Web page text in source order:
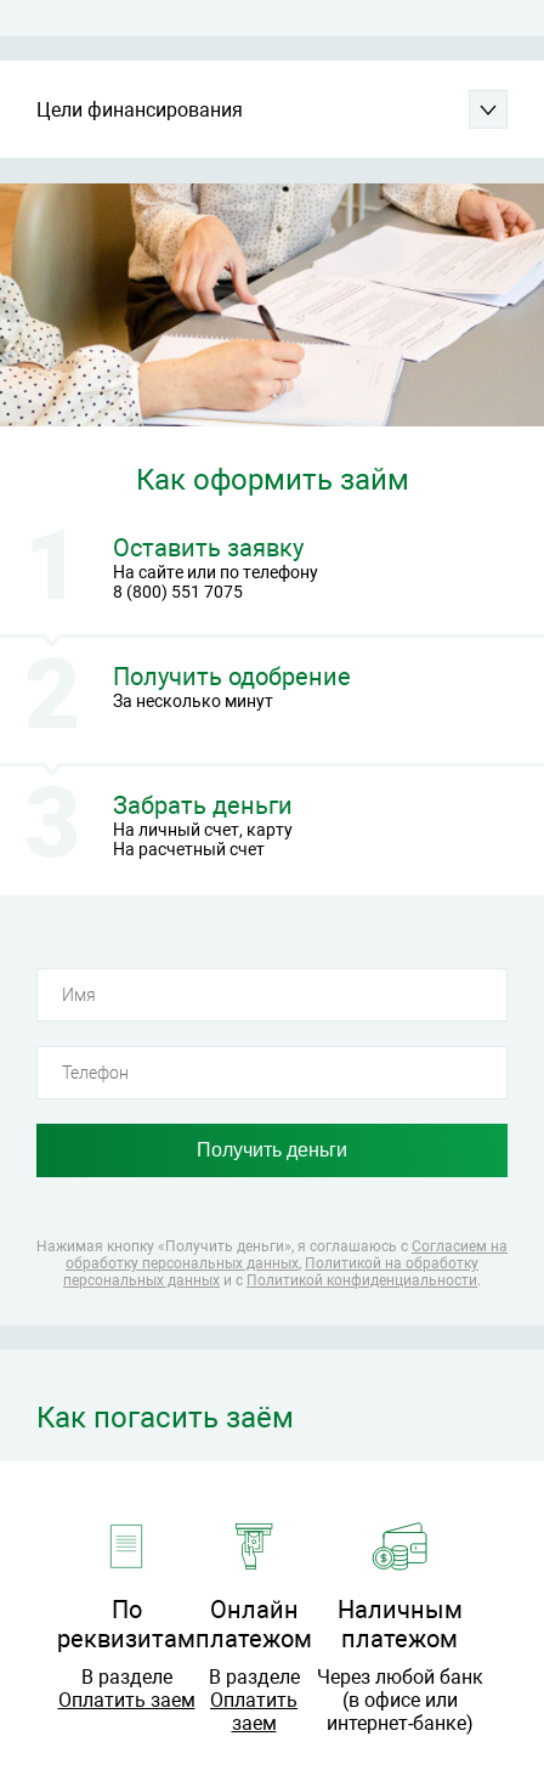
Цели финансирования
Как оформить займ
На сайте или по телефону
8 (800) 551 7075
Оставить заявку
За несколько минут
Получить одобрение
На личный счет, карту
На расчетный счет
Забрать деньги
Нажимая кнопку «Получить деньги», я соглашаюсь с Согласием на
обработку персональных данных, Политикой на обработку
персональных данных и с Политикой конфиденциальности.
Как погасить заём
По
реквизитам
В разделе
Оплатить заем
Онлайн
платежом
В разделе
Оплатить
заем
Наличным
платежом
Через любой банк
(в офисе или
интернет-банке)